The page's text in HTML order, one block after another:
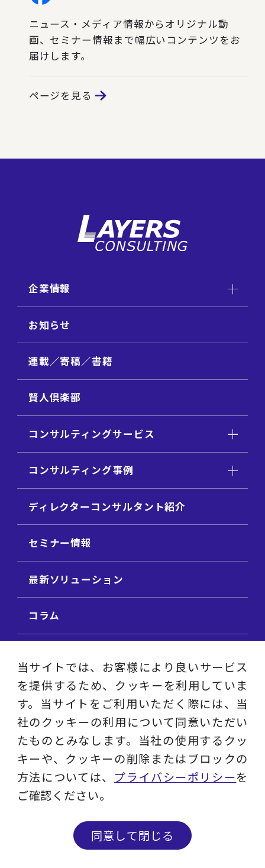
ニュース・メディア情報からオリジナル動
画、セミナー情報まで幅広いコンテンツをお
届けします。
ページを見る
企業情報
お知らせ
連載／寄稿／書籍
賢人倶楽部
コンサルティングサービス
コンサルティング事例
ディレクターコンサルタント紹介
セミナー情報
最新ソリューション
コラム
ビジネステーマ解説集
動画ライブラリ
採用サイト
プライバシーポリシー
ソーシャルメディアアカウントポリシー
© 2023 - 2026 Layers Consulting Co., Ltd.
当サイトでは、お客様により良いサービス
を提供するため、クッキーを利用していま
す。当サイトをご利用いただく際には、当
社のクッキーの利用について同意いただい
たものとみなします。当社の使用するクッ
キーや、クッキーの削除またはブロックの
方法については、 プライバシーポリシーを
ご確認ください。
同意して閉じる